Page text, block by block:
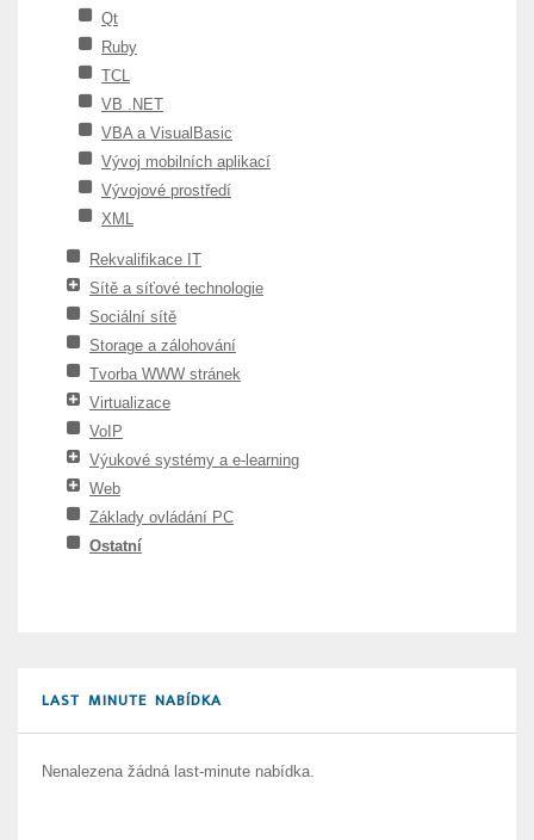
Qt
Ruby
TCL
VB .NET
VBA a VisualBasic
Vývoj mobilních aplikací
Vývojové prostředí
XML
Rekvalifikace IT
Sítě a síťové technologie
Sociální sítě
Storage a zálohování
Tvorba WWW stránek
Virtualizace
VoIP
Výukové systémy a e-learning
Web
Základy ovládání PC
Ostatní
LAST MINUTE NABÍDKA
Nenalezena žádná last-minute nabídka.